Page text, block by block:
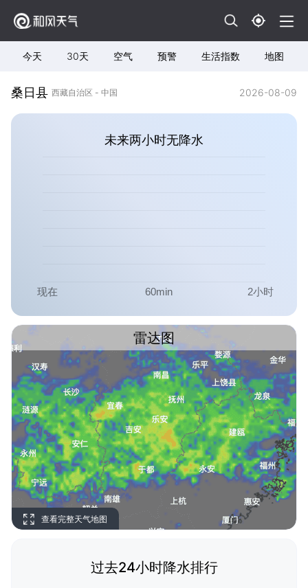
今天 30天 空气 预警 生活指数 地图
桑日县 西藏自治区 - 中国 2026-08-09
未来两小时无降水
雷达图
查看完整天气地图
过去24小时降水排行